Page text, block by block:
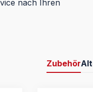
nach Ihren
Zubehör